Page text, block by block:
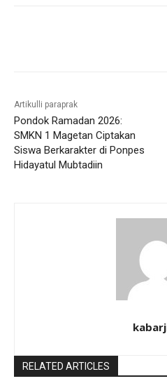
Artikulli paraprak
Pondok Ramadan 2026:
SMKN 1 Magetan Ciptakan
Siswa Berkarakter di Ponpes
Hidayatul Mubtadiin
RELATED ARTICLES